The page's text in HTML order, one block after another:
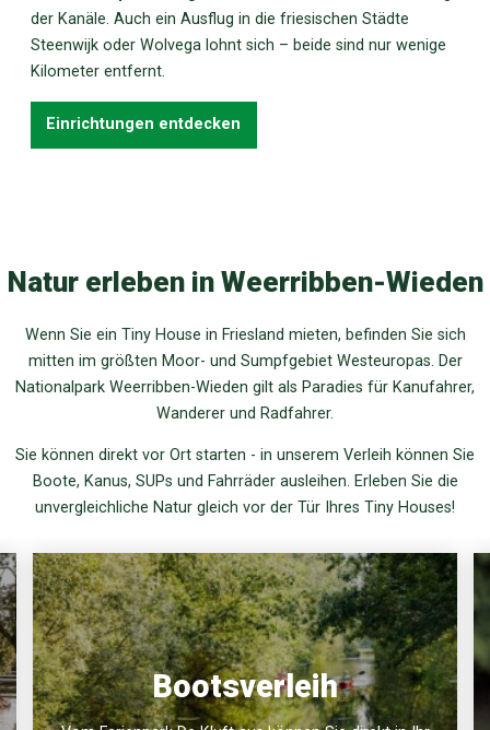
der Kanäle. Auch ein Ausflug in die friesischen Städte
Steenwijk oder Wolvega lohnt sich – beide sind nur wenige
Kilometer entfernt.
Einrichtungen entdecken
Natur erleben in Weerribben-Wieden
Wenn Sie ein Tiny House in Friesland mieten, befinden Sie sich
mitten im größten Moor- und Sumpfgebiet Westeuropas. Der
Nationalpark Weerribben-Wieden gilt als Paradies für Kanufahrer,
Wanderer und Radfahrer.
Sie können direkt vor Ort starten - in unserem Verleih können Sie
Boote, Kanus, SUPs und Fahrräder ausleihen. Erleben Sie die
unvergleichliche Natur gleich vor der Tür Ihres Tiny Houses!
Bootsverleih